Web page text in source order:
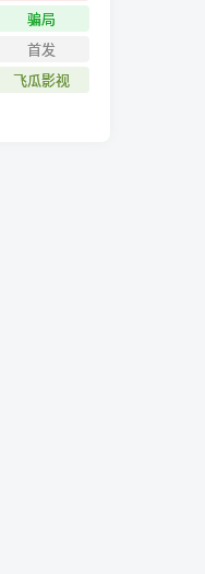
骗局
首发
飞瓜影视